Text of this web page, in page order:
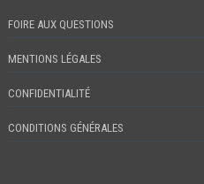
FOIRE AUX QUESTIONS
MENTIONS LÉGALES
CONFIDENTIALITÉ
CONDITIONS GÉNÉRALES